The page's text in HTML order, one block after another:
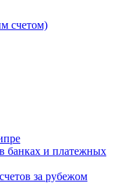
счетом)
банках и платежных
за рубежом